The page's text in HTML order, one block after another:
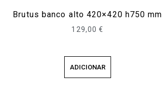
Brutus banco alto 420×420 h750 mm
129,00€
ADICIONAR